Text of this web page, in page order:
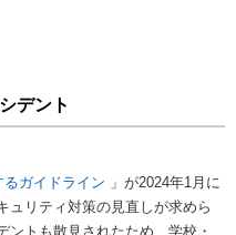
デント
ガイドライン 」が2024年1月に
ュリティ対策の見直しが求めら
トも散見されたため、学校・